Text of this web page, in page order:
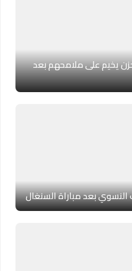
يخيم على ملامحهم بعد
بعد مباراة السنغال